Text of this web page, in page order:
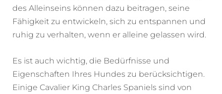
des Alleinseins können dazu beitragen, seine
Fähigkeit zu entwickeln, sich zu entspannen und
ruhig zu verhalten, wenn er alleine gelassen wird.
Es ist auch wichtig, die Bedürfnisse und
Eigenschaften Ihres Hundes zu berücksichtigen.
Einige Cavalier King Charles Spaniels sind von